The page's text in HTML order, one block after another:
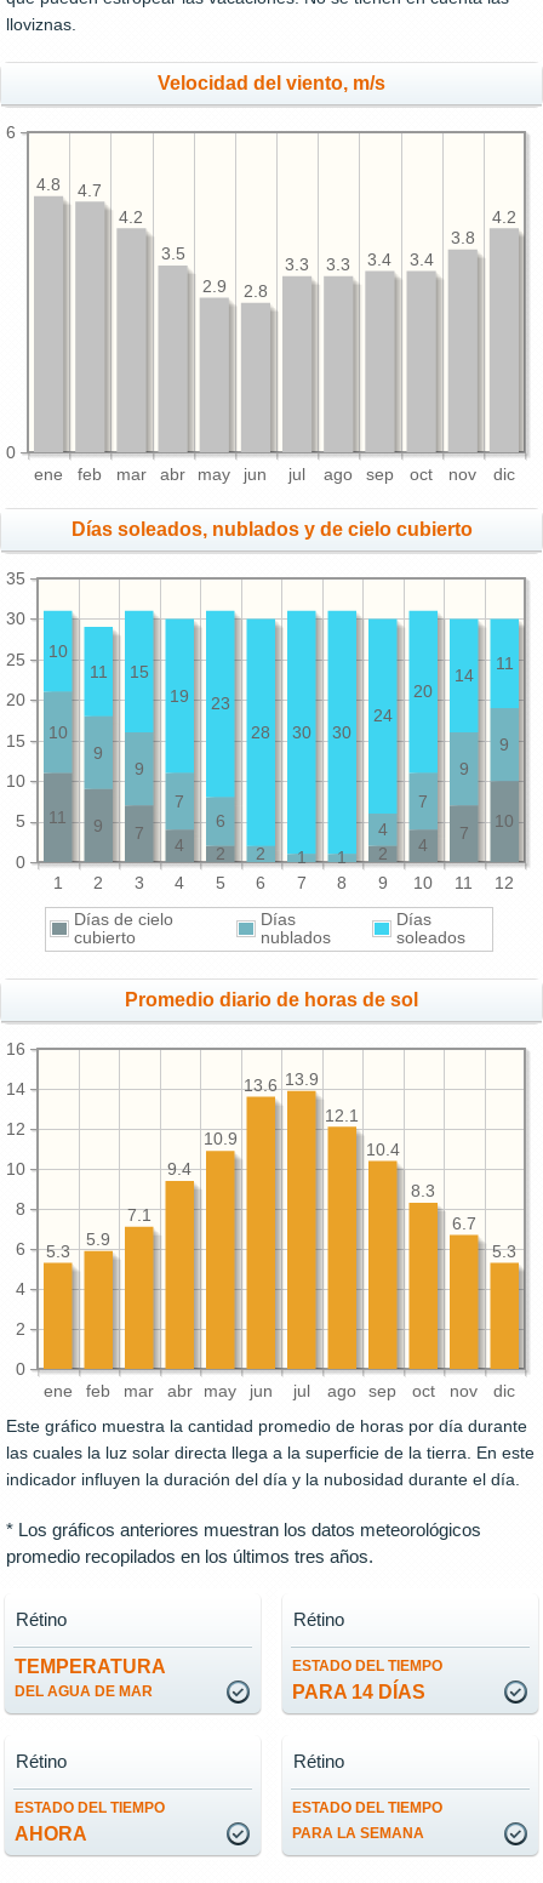
lloviznas.
Velocidad del viento, m/s
ene feb mar abr may jun jul ago sep oct nov dic
0
6
4.2
3.8
3.4
3.4
3.3
3.3
2.8
2.9
3.5
4.2
4.7
4.8
Días soleados, nublados y de cielo cubierto
1 2 3 4 5 6 7 8 9 10 11 12
0
5
10
15
20
25
30
35
10
7
4
2
2
4
7
9
11
9
9
7
4
1
1
2
6
7
9
9
10
11
14
20
24
30
30
28
23
19
15
11
10
Días de cielo
cubierto
Días
nublados
Días
soleados
Promedio diario de horas de sol
ene feb mar abr may jun jul ago sep oct nov dic
0
2
4
6
8
10
12
14
16
5.3
6.7
8.3
10.4
12.1
13.9
13.6
10.9
9.4
7.1
5.9
5.3
Este gráfico muestra la cantidad promedio de horas por día durante
las cuales la luz solar directa llega a la superficie de la tierra. En este
indicador influyen la duración del día y la nubosidad durante el día.
* Los gráficos anteriores muestran los datos meteorológicos
promedio recopilados en los últimos tres años.
TEMPERATURA
DEL AGUA DE MAR
Rétino
ESTADO DEL TIEMPO
PARA 14 DÍAS
Rétino
ESTADO DEL TIEMPO
AHORA
Rétino
ESTADO DEL TIEMPO
PARA LA SEMANA
Rétino